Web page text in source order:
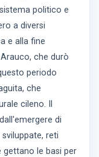
politico e
a diversi
e alla fine
che durò
periodo
che
cileno. Il
di
reti
le basi per